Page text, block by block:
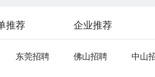
推荐 企业推荐
东莞招聘 佛山招聘 中山